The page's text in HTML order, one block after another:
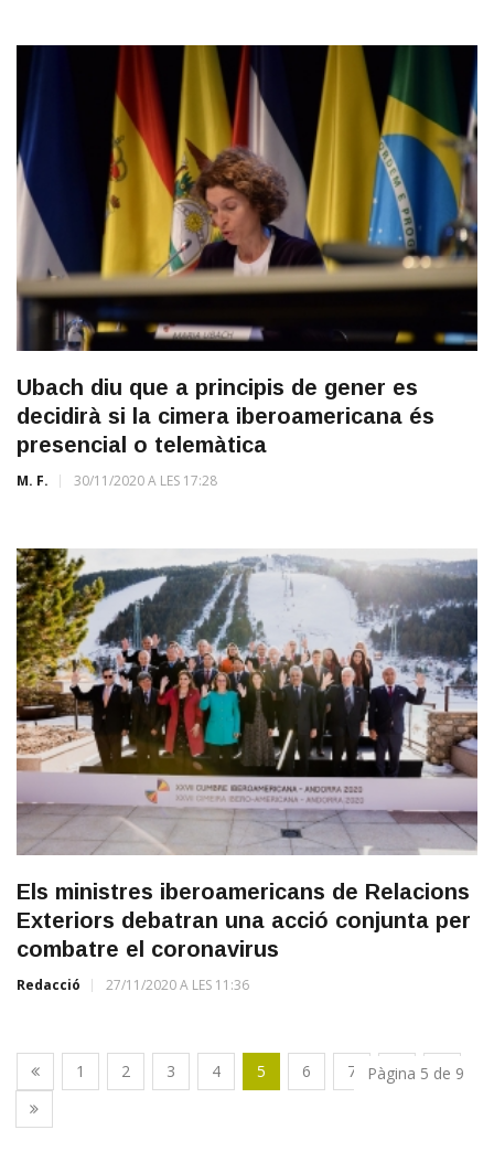
Ubach diu que a principis de gener es
decidirà si la cimera iberoamericana és
presencial o telemàtica
M. F. 30/11/2020 A LES 17:28
Els ministres iberoamericans de Relacions
Exteriors debatran una acció conjunta per
combatre el coronavirus
Redacció 27/11/2020 A LES 11:36
1 2 3 4 5 6 7 8 9
Pàgina 5 de 9